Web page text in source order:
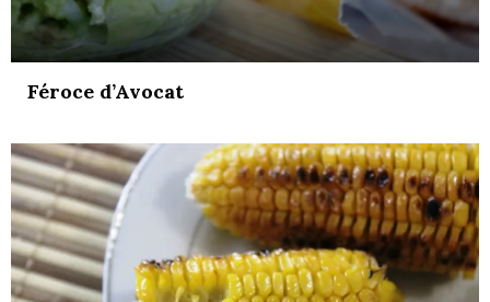
Féroce d’Avocat